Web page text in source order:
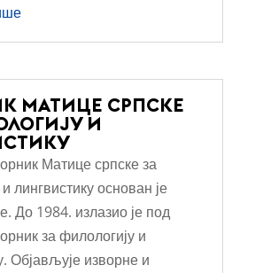
МАТИЦЕ СРПСКЕ
И
Матице српске за
лингвистику основан је
До 1984. излазио је под
за филологију и
Објављује изворне и